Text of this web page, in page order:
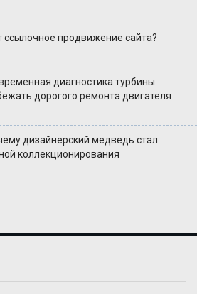
ссылочное продвижение сайта?
диагностика турбины
дорогого ремонта двигателя
дизайнерский медведь стал
коллекционирования